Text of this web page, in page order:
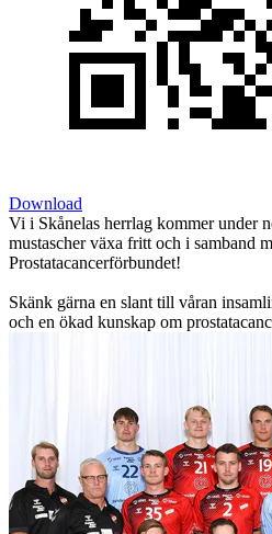
Download
Vi i Skånelas herrlag kommer under
mustascher växa fritt och i samband
Prostatacancerförbundet!
Skänk gärna en slant till våran
och en ökad kunskap om